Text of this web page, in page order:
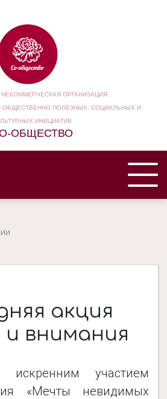
ОРГАНИЗАЦИЯ
ОБЩЕСТВЕННО ПОЛЕЗНЫХ, СОЦИАЛЬНЫХ И
ИНИЦИАТИВ
ОБЩЕСТВО
ОРГАНИЗАЦИЯ
ПРОЕКТЫ
акция
внимания
участием
«Мечты невидимых